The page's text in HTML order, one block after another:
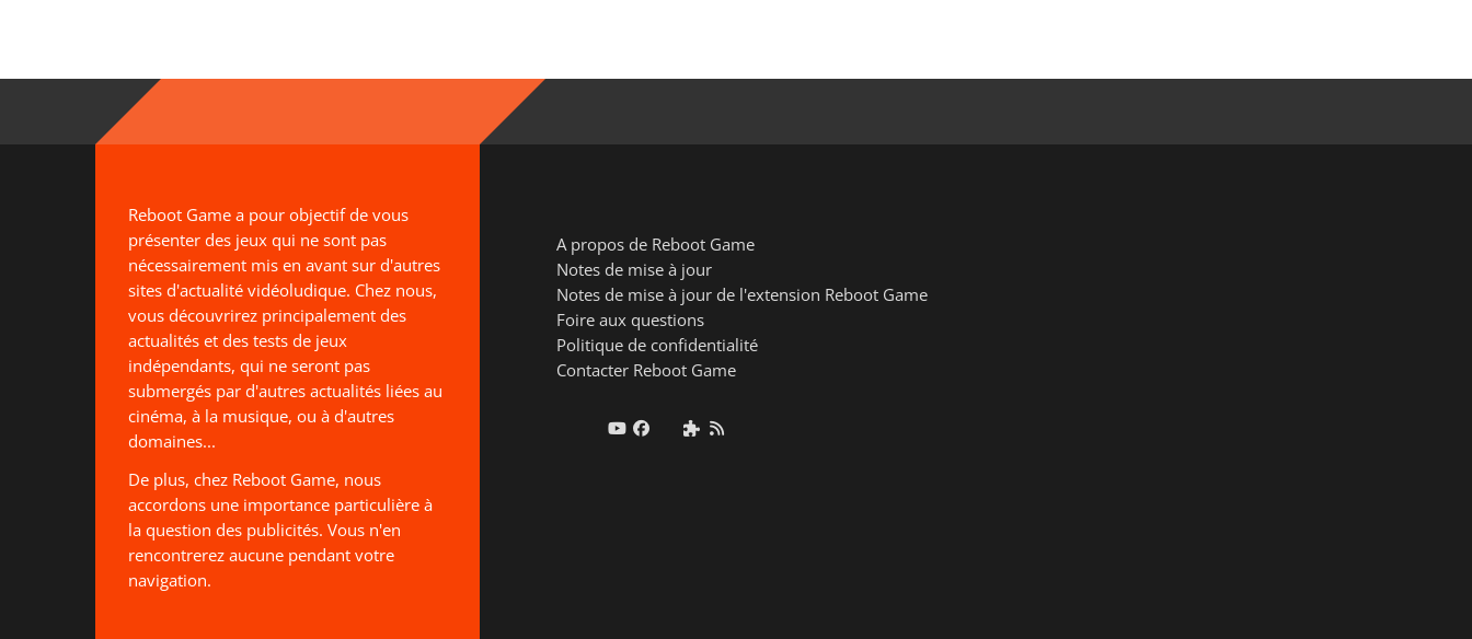
Reboot Game a pour objectif de vous
présenter des jeux qui ne sont pas
nécessairement mis en avant sur d'autres
sites d'actualité vidéoludique. Chez nous,
vous découvrirez principalement des
actualités et des tests de jeux
indépendants, qui ne seront pas
submergés par d'autres actualités liées au
cinéma, à la musique, ou à d'autres
domaines...
De plus, chez Reboot Game, nous
accordons une importance particulière à
la question des publicités. Vous n'en
rencontrerez aucune pendant votre
navigation.
A propos de Reboot Game
Notes de mise à jour
Notes de mise à jour de l'extension Reboot Game
Foire aux questions
Politique de confidentialité
Contacter Reboot Game